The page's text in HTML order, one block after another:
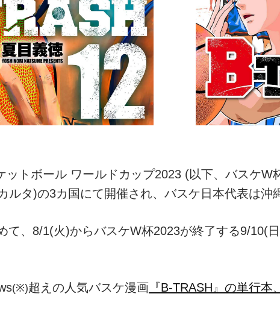
トボール ワールドカップ2023 (以下、バスケW
ルタ)の3カ国にて開催され、バスケ日本代表は沖
て、8/1(火)からバスケW杯2023が終了する9/10(
(※)超えの人気バスケ漫画 『B-TRASH』の単行本